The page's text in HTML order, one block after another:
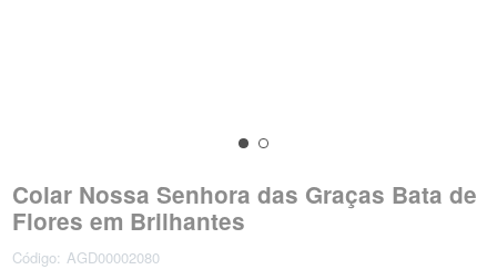
Colar Nossa Senhora das Graças Bata de
Flores em Brilhantes
Código: AGD00002080